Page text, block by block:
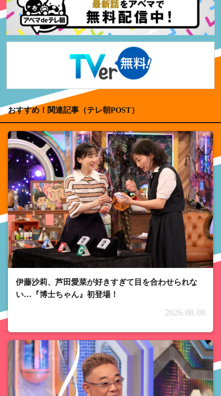
おすすめ！関連記事（テレ朝POST）
伊藤沙莉、芦田愛菜が好きすぎて目を合わせられな
い…『博士ちゃん』初登場！
2026.08.08